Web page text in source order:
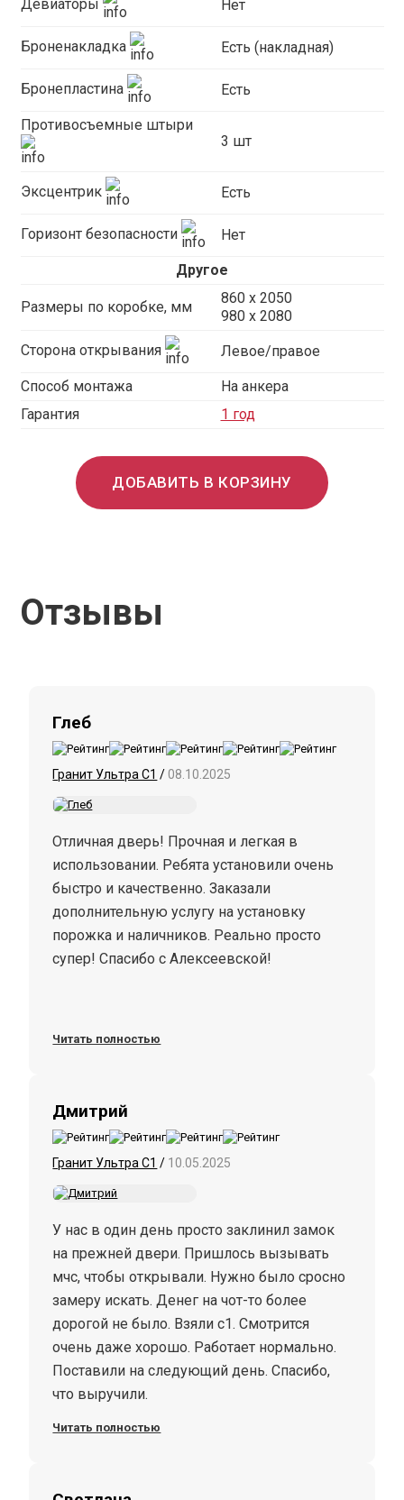
Девиаторы Нет
Броненакладка Есть (накладная)
Бронепластина Есть
Противосъемные штыри
3 шт
Эксцентрик Есть
Горизонт безопасности Нет
Другое
Размеры по коробке, мм
860 х 2050
980 x 2080
Сторона открывания Левое/правое
Способ монтажа
На анкера
Гарантия
1 год
ДОБАВИТЬ В КОРЗИНУ
Отзывы
Глеб
Гранит Ультра С1 /08.10.2025
Отличная дверь! Прочная и легкая в
использовании. Ребята установили очень
быстро и качественно. Заказали
дополнительную услугу на установку
порожка и наличников. Реально просто
супер! Спасибо с Алексеевской!
Читать полностью
Дмитрий
Гранит Ультра С1 / 10.05.2025
У нас в один день просто заклинил замок
на прежней двери. Пришлось вызывать
мчс, чтобы открывали. Нужно было сросно
замеру искать. Денег на чот-то более
дорогой не было. Взяли с1. Смотрится
очень даже хорошо. Работает нормально.
Поставили на следующий день. Спасибо,
что выручили.
Читать полностью